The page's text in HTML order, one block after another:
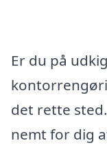
Er du på
det rette
nemt for dig